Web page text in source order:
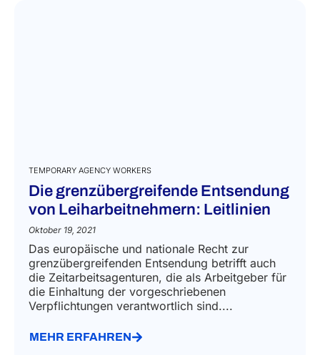
TEMPORARY AGENCY WORKERS
Die grenzübergreifende Entsendung
von Leiharbeitnehmern: Leitlinien
Oktober 19, 2021
Das europäische und nationale Recht zur
grenzübergreifenden Entsendung betrifft auch
die Zeitarbeitsagenturen, die als Arbeitgeber für
die Einhaltung der vorgeschriebenen
Verpflichtungen verantwortlich sind....
MEHR ERFAHREN